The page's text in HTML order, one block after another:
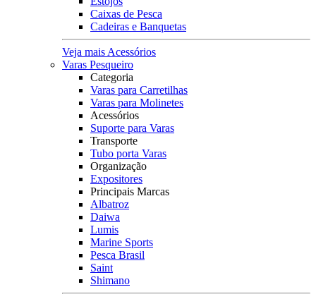
Caixas de Pesca
Cadeiras e Banquetas
Veja mais Acessórios
Varas Pesqueiro
Categoria
Varas para Carretilhas
Varas para Molinetes
Acessórios
Suporte para Varas
Transporte
Tubo porta Varas
Organização
Expositores
Principais Marcas
Albatroz
Daiwa
Lumis
Marine Sports
Pesca Brasil
Saint
Shimano